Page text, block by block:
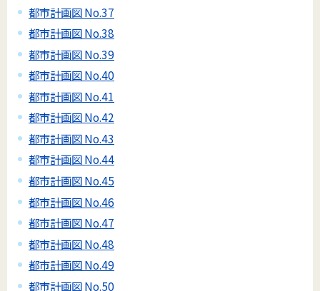
都市計画図 No.37
都市計画図 No.38
都市計画図 No.39
都市計画図 No.40
都市計画図 No.41
都市計画図 No.42
都市計画図 No.43
都市計画図 No.44
都市計画図 No.45
都市計画図 No.46
都市計画図 No.47
都市計画図 No.48
都市計画図 No.49
都市計画図 No.50